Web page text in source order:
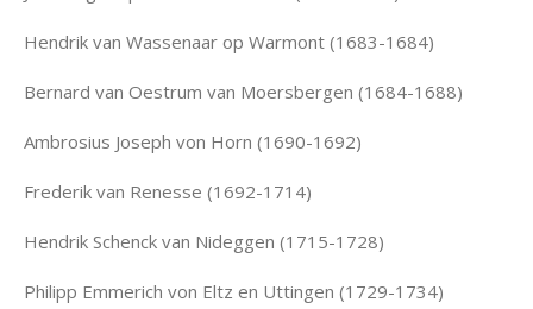
Hendrik van Wassenaar op Warmont (1683-1684)
Bernard van Oestrum van Moersbergen (1684-1688)
Ambrosius Joseph von Horn (1690-1692)
Frederik van Renesse (1692-1714)
Hendrik Schenck van Nideggen (1715-1728)
Philipp Emmerich von Eltz en Uttingen (1729-1734)